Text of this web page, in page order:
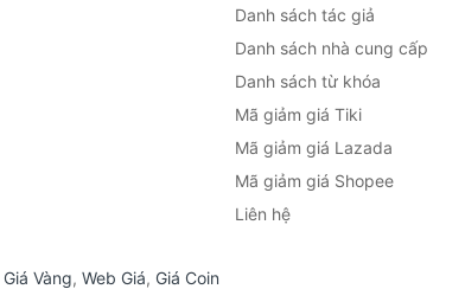
Danh sách tác giả
Danh sách nhà cung cấp
Danh sách từ khóa
Mã giảm giá Tiki
Mã giảm giá Lazada
Mã giảm giá Shopee
Liên hệ
Giá Vàng, Web Giá, Giá Coin